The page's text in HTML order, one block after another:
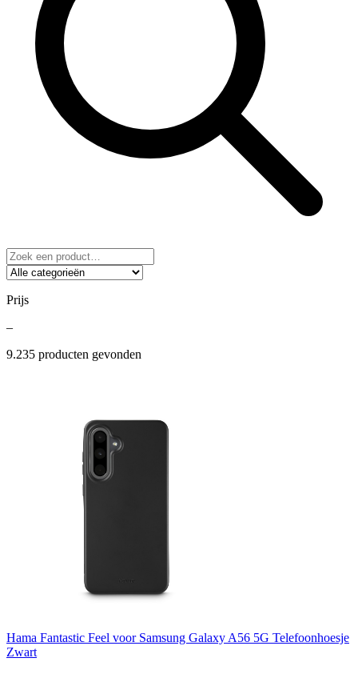
Prijs
–
9.235 producten gevonden
Hama Fantastic Feel voor Samsung Galaxy A56 5G Telefoonhoesje
Zwart